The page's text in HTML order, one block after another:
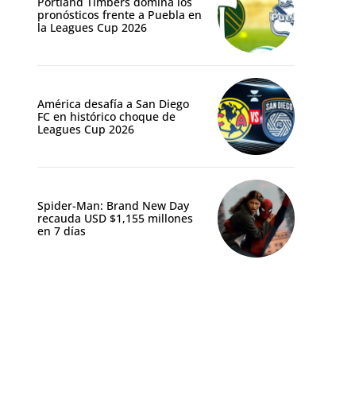
pronósticos frente a Puebla en
la Leagues Cup 2026
América desafía a San Diego
FC en histórico choque de
Leagues Cup 2026
Spider-Man: Brand New Day
recauda USD $1,155 millones
en 7 días